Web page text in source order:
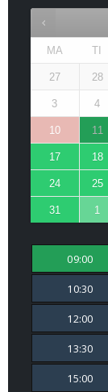
MA TI
27 28
3 4
10 11
17 18
24 25
31 1
09:00
10:30
12:00
13:30
15:00